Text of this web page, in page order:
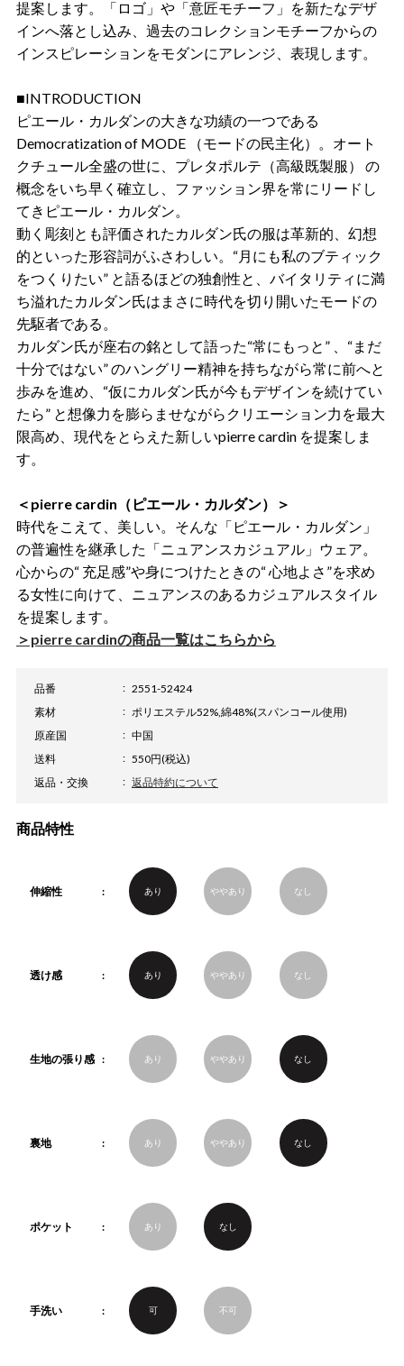
提案します。「ロゴ」や「意匠モチーフ」を新たなデザ
インへ落とし込み、過去のコレクションモチーフからの
インスピレーションをモダンにアレンジ、表現します。
■INTRODUCTION
ピエール・カルダンの大きな功績の一つである
Democratization of MODE （モードの民主化）。オート
クチュール全盛の世に、プレタポルテ（高級既製服） の
概念をいち早く確立し、ファッション界を常にリードし
てきピエール・カルダン。
動く彫刻とも評価されたカルダン氏の服は革新的、幻想
的といった形容詞がふさわしい。“月にも私のブティック
をつくりたい” と語るほどの独創性と、バイタリティに満
ち溢れたカルダン氏はまさに時代を切り開いたモードの
先駆者である。
カルダン氏が座右の銘として語った“常にもっと” 、“まだ
十分ではない” のハングリー精神を持ちながら常に前へと
歩みを進め、“仮にカルダン氏が今もデザインを続けてい
たら” と想像力を膨らませながらクリエーション力を最大
限高め、現代をとらえた新しいpierre cardin を提案しま
す。
＜pierre cardin（ピエール・カルダン）＞
時代をこえて、美しい。そんな「ピエール・カルダン」
の普遍性を継承した「ニュアンスカジュアル」ウェア。
心からの“ 充足感”や身につけたときの“ 心地よさ”を求め
る女性に向けて、ニュアンスのあるカジュアルスタイル
を提案します。
＞pierre cardinの商品一覧はこちらから
品番
2551-52424
素材
ポリエステル52%,綿48%(スパンコール使用)
原産国
中国
送料
550円(税込)
返品・交換
返品特約について
商品特性
伸縮性 あり ややあり なし
透け感 あり ややあり なし
生地の張り感 あり ややあり なし
裏地 あり ややあり なし
ポケット あり なし
手洗い 可 不可